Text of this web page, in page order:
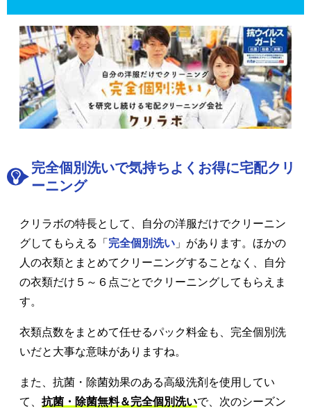
完全個別洗いで気持ちよくお得に宅配クリ
ーニング
クリラボの特長として、自分の洋服だけでクリーニン
グしてもらえる「 完全個別洗い 」があります。ほかの
人の衣類とまとめてクリーニングすることなく、自分
の衣類だけ５～６点ごとでクリーニングしてもらえま
す。
衣類点数をまとめて任せるパック料金も、完全個別洗
いだと大事な意味がありますね。
また、抗菌・除菌効果のある高級洗剤を使用してい
て、 抗菌・除菌無料＆完全個別洗いで、次のシーズン